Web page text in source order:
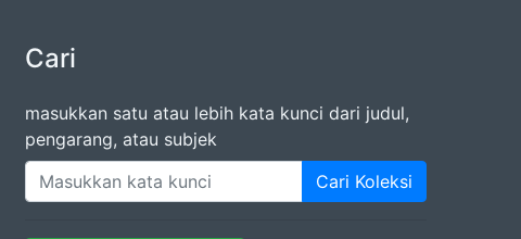
Cari
masukkan satu atau lebih kata kunci dari judul,
pengarang, atau subjek
Cari Koleksi